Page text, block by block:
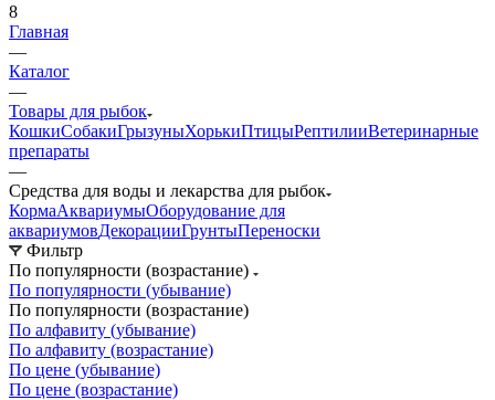
8
Главная
—
Каталог
—
Товары для рыбок
КошкиСобакиГрызуныХорькиПтицыРептилииВетеринарные
препараты
—
Средства для воды и лекарства для рыбок
КормаАквариумыОборудование для
аквариумовДекорацииГрунтыПереноски
Фильтр
По популярности (возрастание)
По популярности (убывание)
По популярности (возрастание)
По алфавиту (убывание)
По алфавиту (возрастание)
По цене (убывание)
По цене (возрастание)